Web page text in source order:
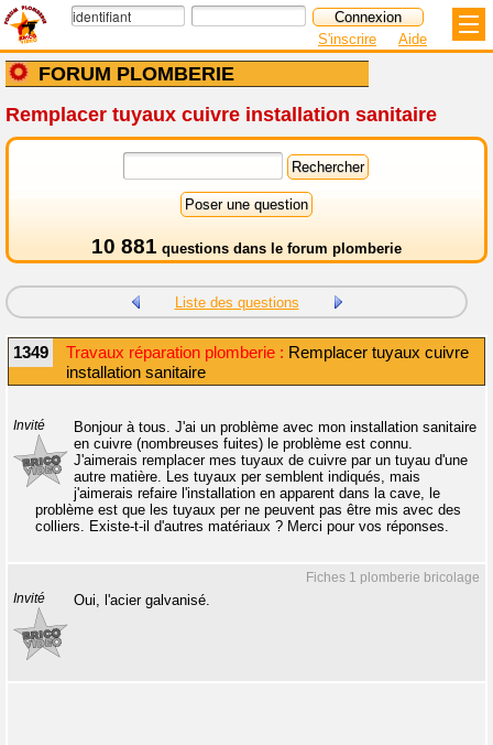
FORUM PLOMBERIE
S'inscrire Aide
Remplacer tuyaux cuivre installation sanitaire
10 881 questions dans le forum plomberie
Liste des questions
1349 Travaux réparation plomberie : Remplacer tuyaux cuivre
installation sanitaire
Invité
Bonjour à tous. J'ai un problème avec mon installation sanitaire
en cuivre (nombreuses fuites) le problème est connu.
J'aimerais remplacer mes tuyaux de cuivre par un tuyau d'une
autre matière. Les tuyaux per semblent indiqués, mais
j'aimerais refaire l'installation en apparent dans la cave, le
problème est que les tuyaux per ne peuvent pas être mis avec des
colliers. Existe-t-il d'autres matériaux ? Merci pour vos réponses.
Fiches 1 plomberie bricolage
Invité Oui, l'acier galvanisé.